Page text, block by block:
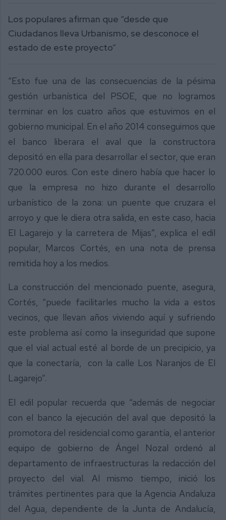
Los populares afirman que “desde que
Ciudadanos lleva Urbanismo, se desconoce el
estado de este proyecto”
“Esto fue una de las consecuencias de la pésima
gestión urbanística del PSOE, que no logramos
terminar en los cuatro años que estuvimos en el
gobierno municipal. En el año 2014 conseguimos que
el banco liberara el aval que la constructora
depositó en ella para desarrollar el sector, que eran
720.000 euros. Con este dinero había que hacer lo
que la empresa no hizo durante el desarrollo
urbanístico de la zona: un puente que cruzara el
arroyo y que le diera otra salida, en este caso, hacia
El Lagarejo y la carretera de Mijas”, explica el edil
popular, Marcos Cortés, en una nota de prensa
remitida hoy a los medios.
La construcción del mencionado puente, asegura,
Cortés, “puede facilitarles mucho la vida a estos
vecinos, que llevan años viviendo aquí y sufriendo
este problema así como la inseguridad que supone
que el vial actual esté al borde de un precipicio, ya
que la conectaría, con la calle Los Naranjos de El
Lagarejo”.
El edil popular recuerda que “además de negociar
con el banco la ejecución del aval que depositó la
promotora del residencial como garantía, el anterior
equipo de gobierno de Ángel Nozal ordenó al
departamento de infraestructuras la redacción del
proyecto del vial. Al mismo tiempo, inició los
trámites pertinentes para que la Agencia Andaluza
del Agua, dependiente de la Junta de Andalucía,